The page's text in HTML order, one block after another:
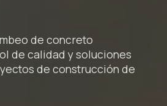
de concreto
de calidad y soluciones
de construcción de